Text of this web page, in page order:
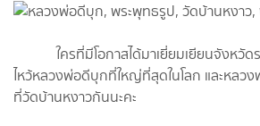
ใครที่มีโอกาสได้มาเยี่ยมเยียนจังหวัดร
ไหว้หลวงพ่อดีบุกที่ใหญ่ที่สุดในโลก และหลว
ที่วัดบ้านหงาวกันนะคะ